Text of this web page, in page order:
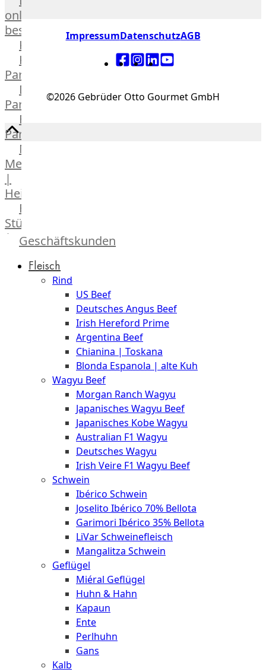
online
bestellen
Karriere
Kochschul-
Partner
Depot-
Partner
Frischetheken-
Partner
Männer
Metzger
|
Heinsberg
Feinkost
Stüttgen
|
The
Geschäftskunden
Fleisch
Rind
US Beef
Deutsches Angus Beef
Irish Hereford Prime
Argentina Beef
Chianina | Toskana
Blonda Espanola | alte Kuh
Wagyu Beef
Morgan Ranch Wagyu
Japanisches Wagyu Beef
Japanisches Kobe Wagyu
Australian F1 Wagyu
Deutsches Wagyu
Irish Veire F1 Wagyu Beef
Schwein
Ibérico Schwein
Joselito Ibérico 70% Bellota
Garimori Ibérico 35% Bellota
LiVar Schweinefleisch
Mangalitza Schwein
Geflügel
Miéral Geflügel
Huhn & Hahn
Kapaun
Ente
Perlhuhn
Gans
Kalb
ImpressumDatenschutzAGB
©2026 Gebrüder Otto Gourmet GmbH